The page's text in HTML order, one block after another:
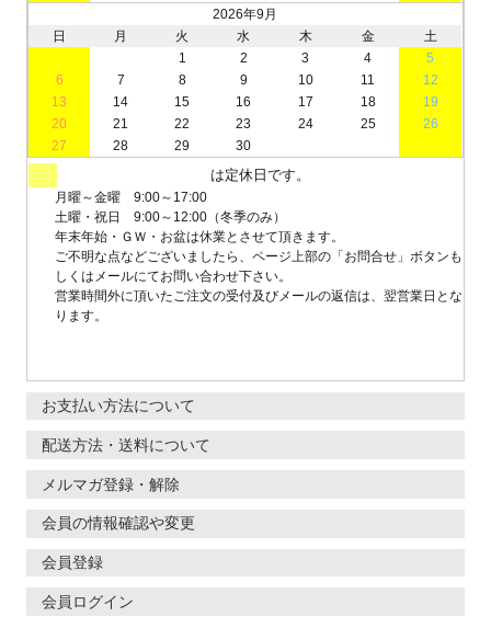
2026年9月
日
月 火 水 木 金
土
1
2 3 4
5
6
7 8 9 10 11
12
13
14 15 16 17 18
19
20
21 22 23 24 25
26
27
28 29 30
は定休日です。
月曜～金曜 9:00～17:00
土曜・祝日 9:00～12:00（冬季のみ）
年末年始・ＧＷ・お盆は休業とさせて頂きます。
ご不明な点などございましたら、ページ上部の「お問合せ」ボタンも
しくはメールにてお問い合わせ下さい。
営業時間外に頂いたご注文の受付及びメールの返信は、翌営業日とな
ります。
お支払い方法について
配送方法・送料について
メルマガ登録・解除
会員の情報確認や変更
会員登録
会員ログイン